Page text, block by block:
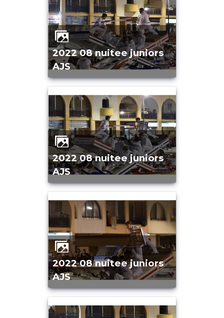
2022 08 nuitee juniors
AJS
2022 08 nuitee juniors
AJS
2022 08 nuitee juniors
AJS